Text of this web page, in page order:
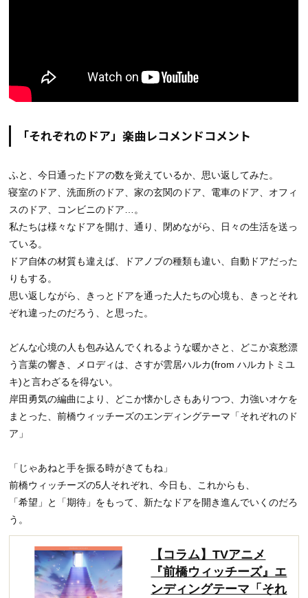
「それぞれのドア」楽曲レコメンドコメント
ふと、今日通ったドアの数を覚えているか、思い返してみた。
寝室のドア、洗面所のドア、家の玄関のドア、電車のドア、オフィ
スのドア、コンビニのドア…。
私たちは様々なドアを開け、通り、閉めながら、日々の生活を送っ
ている。
ドア自体の材質も違えば、ドアノブの種類も違い、自動ドアだった
りもする。
思い返しながら、きっとドアを通った人たちの心境も、きっとそれ
ぞれ違ったのだろう、と思った。
どんな心境の人も包み込んでくれるような暖かさと、どこか哀愁漂
う言葉の響き、メロディは、さすが雲居ハルカ(from ハルカトミユ
キ)と言わざるを得ない。
岸田勇気の編曲により、どこか懐かしさもありつつ、力強いオケを
まとった、前橋ウィッチーズのエンディングテーマ「それぞれのド
ア」
「じゃあねと手を振る時がきてもね」
前橋ウィッチーズの5人それぞれ、今日も、これからも、
「希望」と「期待」をもって、新たなドアを開き進んでいくのだろ
う。
【コラム】TVアニメ
『前橋ウィッチーズ』エ
ンディングテーマ「それ